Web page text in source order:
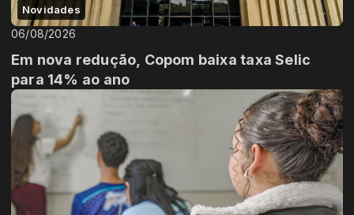
Novidades
06/08/2026
Em nova redução, Copom baixa taxa Selic
para 14% ao ano